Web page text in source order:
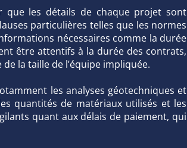
que les détails de chaque projet sont
particulières telles que les normes
nécessaires comme la durée
être attentifs à la durée des contrats,
la taille de l’équipe impliquée.
les analyses géotechniques et
quantités de matériaux utilisés et les
quant aux délais de paiement, qui